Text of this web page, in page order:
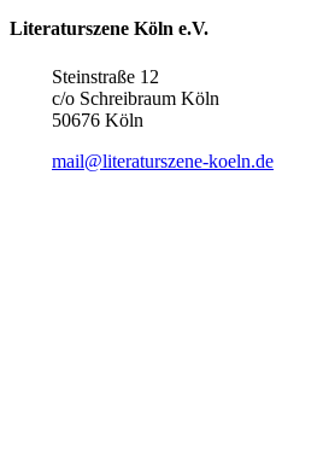
Literaturszene Köln e.V.
Steinstraße 12
c/o Schreibraum Köln
50676 Köln
mail@literaturszene-koeln.de